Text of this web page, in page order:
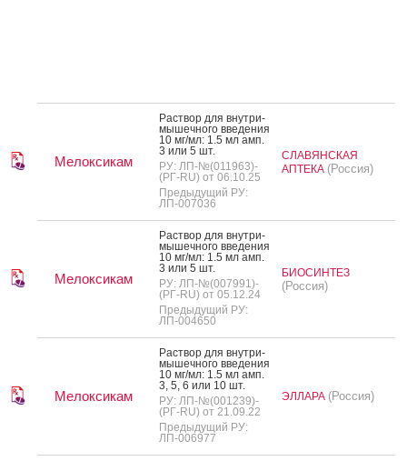
Мелоксикам
Рас­твор для внут­ри­
мышеч­но­го вве­дения
10 мг/мл: 1.5 мл амп.
3 или 5 шт.
РУ: ЛП-№(011963)-
(РГ-RU) от 06.10.25
Предыдущий РУ:
ЛП-007036
СЛАВЯНСКАЯ
АПТЕКА (Россия)
Мелоксикам
Рас­твор для внут­ри­
мышеч­но­го вве­дения
10 мг/мл: 1.5 мл амп.
3 или 5 шт.
РУ: ЛП-№(007991)-
(РГ-RU) от 05.12.24
Предыдущий РУ:
ЛП-004650
БИОСИНТЕЗ
(Россия)
Мелоксикам
Рас­твор для внут­ри­
мышеч­но­го вве­дения
10 мг/мл: 1.5 мл амп.
3, 5, 6 или 10 шт.
РУ: ЛП-№(001239)-
(РГ-RU) от 21.09.22
Предыдущий РУ:
ЛП-006977
ЭЛЛАРА (Россия)